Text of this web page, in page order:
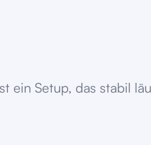
ein Setup, das stabil